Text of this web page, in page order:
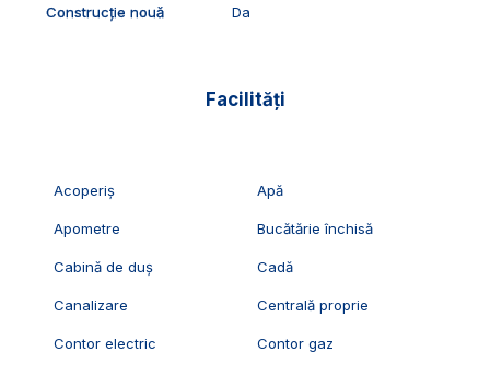
Construcție nouă Da
Facilități
Acoperiș Apă
Apometre Bucătărie închisă
Cabină de duș Cadă
Canalizare Centrală proprie
Contor electric Contor gaz